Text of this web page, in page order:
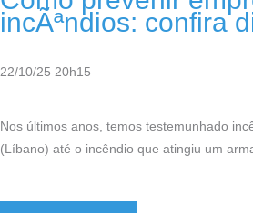
incÃªndios: confira
22/10/25 20h15
Nos últimos anos, temos testemunhado
(Líbano) até o incêndio que atingiu um